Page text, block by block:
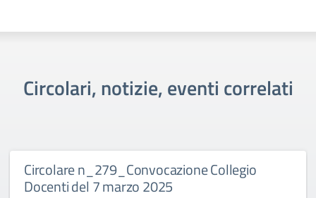
Circolari, notizie, eventi correlati
Circolare n_279_Convocazione Collegio
Docenti del 7 marzo 2025